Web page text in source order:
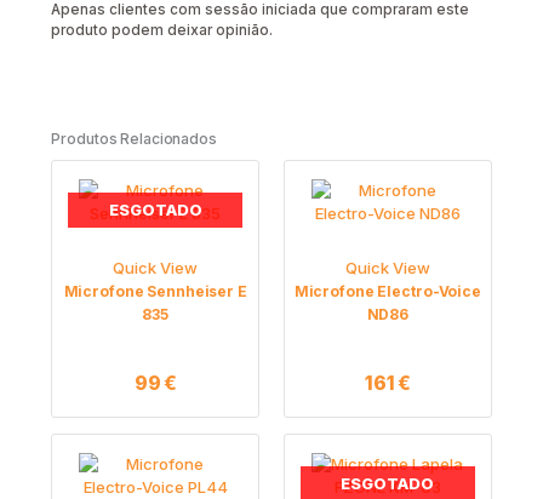
Apenas clientes com sessão iniciada que compraram este
produto podem deixar opinião.
Produtos Relacionados
ESGOTADO
Quick View
Microfone Sennheiser E
835
99€
Quick View
Microfone Electro-Voice
ND86
161€
ESGOTADO